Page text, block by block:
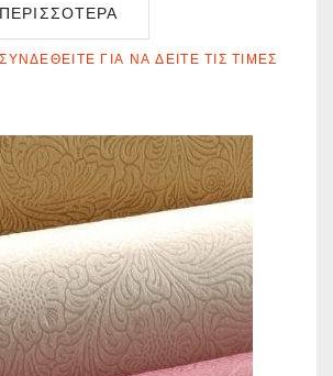
ΓΙΑ ΝΑ ΔΕΊΤΕ ΤΙΣ ΤΙΜΈΣ